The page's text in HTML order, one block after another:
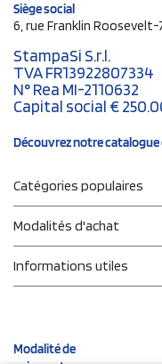
Siège social
6, rue Franklin Roosevelt-
StampaSi S.r.l.
TVA FR13922807334
N° Rea MI-2110632
Capital social €
Découvrez notre catalogue
Catégories populaires
Modalités d'achat
Informations utiles
Modalité de